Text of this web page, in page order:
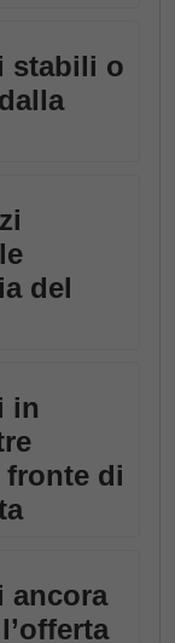
stabili o
del
in
fronte di
ancora